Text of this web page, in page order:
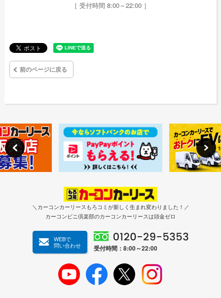
［ 受付時間 8:00～22:00 ］
前のページに戻る
＼カーコンカーリースもろコミが新しく生まれ変わりました！／
カーコンビニ倶楽部のカーコンカーリースは頭金ゼロ
WEBで
問い合わせ
受付時間：8:00～22:00